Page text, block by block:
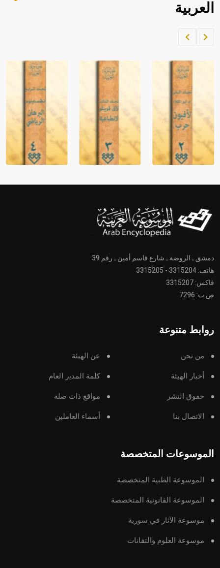
العربية
دمشق ـ الروضة ـ شارع قاسم أمين ـ رقم 39
هاتف: 3315204 - 3315205
فاكس: 3315207
ص.ب: 7296
روابط متنوعة
من نحن عن الهيئة
أخبار الهيئة كلمة المدير العام
حقوق النشر مواقع ذات صلة
الاتصال بنا أسماء العاملين
الموسوعات المتخصصة
الموسوعة الطبية المتخصصة
الموسوعة القانونية المتخصصة
موسوعة الآثار في سورية
موسوعة العلوم والتقانات